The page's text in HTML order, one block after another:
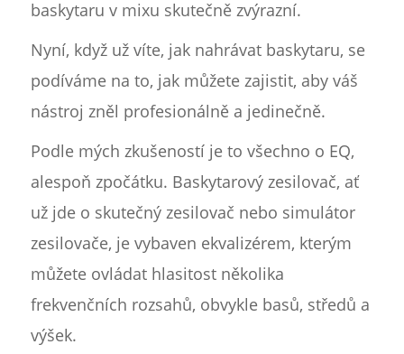
baskytaru v mixu skutečně zvýrazní.
Nyní, když už víte, jak nahrávat baskytaru, se
podíváme na to, jak můžete zajistit, aby váš
nástroj zněl profesionálně a jedinečně.
Podle mých zkušeností je to všechno o EQ,
alespoň zpočátku. Baskytarový zesilovač, ať
už jde o skutečný zesilovač nebo simulátor
zesilovače, je vybaven ekvalizérem, kterým
můžete ovládat hlasitost několika
frekvenčních rozsahů, obvykle basů, středů a
výšek.